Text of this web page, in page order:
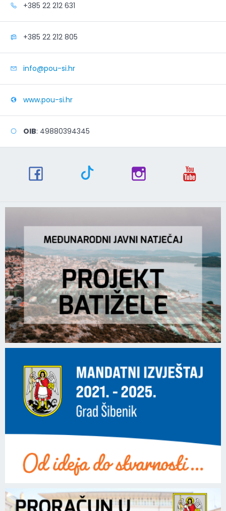
+385 22 212 631
+385 22 212 805
info@pou-si.hr
www.pou-si.hr
OIB: 49880394345